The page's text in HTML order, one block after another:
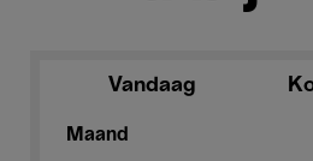
Vandaag
Maand